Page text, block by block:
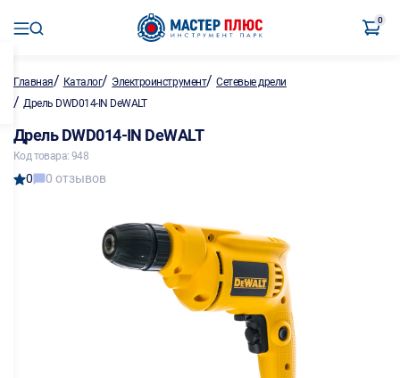
0
Главная/ Каталог/ Электроинструмент/Сетевые дрели
/ Дрель DWD014-IN DeWALT
Дрель DWD014-IN DeWALT
Код товара: 948
0 0 отзывов